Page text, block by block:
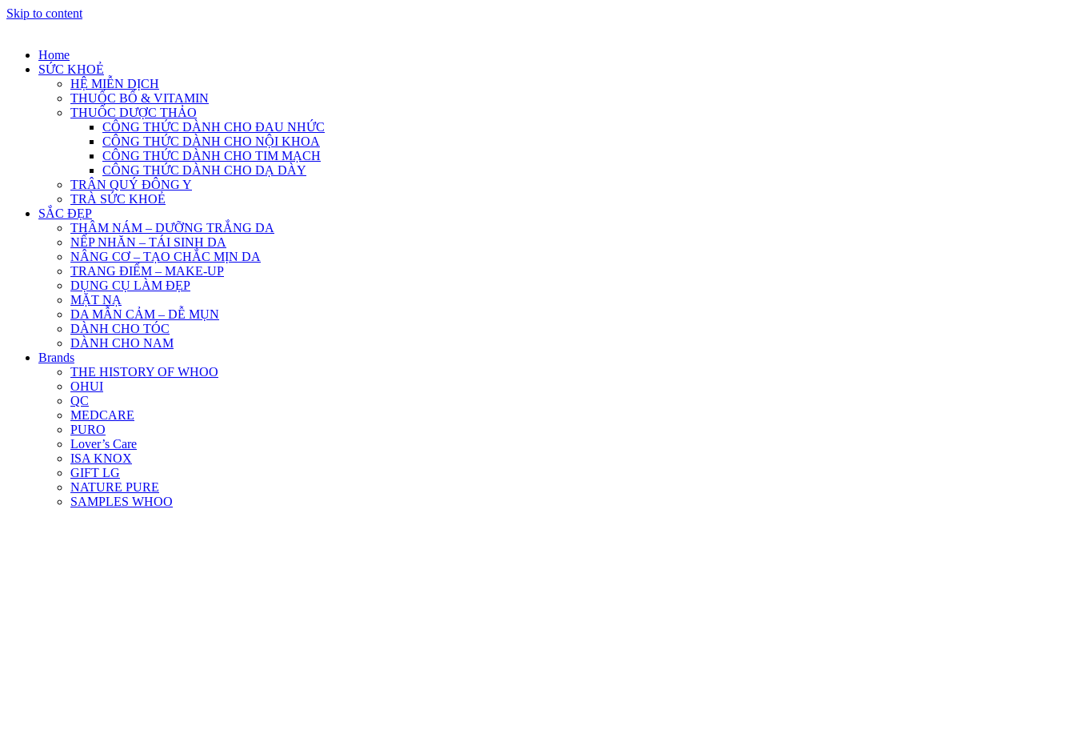
Skip to content
Home
SỨC KHOẺ
HỆ MIỄN DỊCH
THUỐC BỔ & VITAMIN
THUỐC DƯỢC THẢO
CÔNG THỨC DÀNH CHO ĐAU NHỨC
CÔNG THỨC DÀNH CHO NỘI KHOA
CÔNG THỨC DÀNH CHO TIM MẠCH
CÔNG THỨC DÀNH CHO DẠ DÀY
TRÂN QUÝ ĐÔNG Y
TRÀ SỨC KHOẺ
SẮC ĐẸP
THÂM NÁM – DƯỠNG TRẮNG DA
NẾP NHĂN – TÁI SINH DA
NÂNG CƠ – TẠO CHẮC MỊN DA
TRANG ĐIỂM – MAKE-UP
DỤNG CỤ LÀM ĐẸP
MẶT NẠ
DA MẪN CẢM – DỄ MỤN
DÀNH CHO TÓC
DÀNH CHO NAM
Brands
THE HISTORY OF WHOO
OHUI
QC
MEDCARE
PURO
Lover’s Care
ISA KNOX
GIFT LG
NATURE PURE
SAMPLES WHOO